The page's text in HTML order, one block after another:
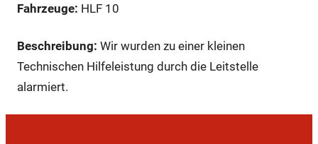
Fahrzeuge: HLF 10
Beschreibung: Wir wurden zu einer kleinen
Technischen Hilfeleistung durch die Leitstelle
alarmiert.